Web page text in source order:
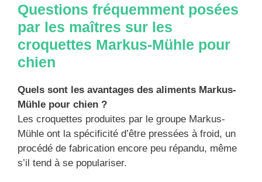
Questions fréquemment posées
par les maîtres sur les
croquettes Markus-Mühle pour
chien
Quels sont les avantages des aliments Markus-
Mühle pour chien ?
Les croquettes produites par le groupe Markus-
Mühle ont la spécificité d’être pressées à froid, un
procédé de fabrication encore peu répandu, même
s’il tend à se populariser.